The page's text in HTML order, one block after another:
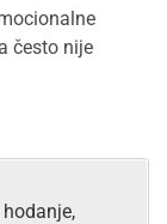
često nije
hodanje,